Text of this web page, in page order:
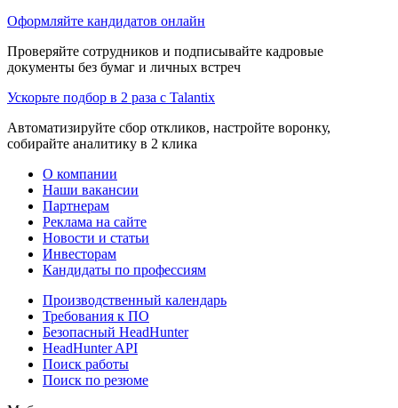
Оформляйте кандидатов онлайн
Проверяйте сотрудников и подписывайте кадровые
документы без бумаг и личных встреч
Ускорьте подбор в 2 раза с Talantix
Автоматизируйте сбор откликов, настройте воронку,
собирайте аналитику в 2 клика
О компании
Наши вакансии
Партнерам
Реклама на сайте
Новости и статьи
Инвесторам
Кандидаты по профессиям
Производственный календарь
Требования к ПО
Безопасный HeadHunter
HeadHunter API
Поиск работы
Поиск по резюме